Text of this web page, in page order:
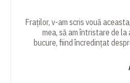
Fraților, v-am scris vouă
mea, să am întristare de
bucure, fiind încredințat